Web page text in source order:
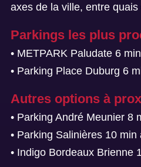
axes de la ville, entre
Parkings les plus
• METPARK Paludate 6
• Parking Place Duburg 6
Autres options à
• Parking André Meunier 8
• Parking Salinières 10 min
• Indigo Bordeaux Brienne